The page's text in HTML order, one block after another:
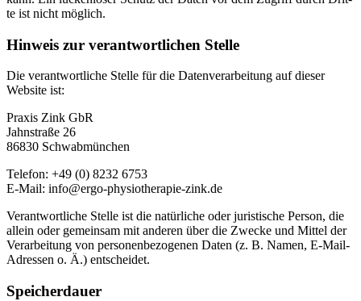
te ist nicht mög­lich.
Hin­weis zur ver­ant­wort­li­chen Stel­le
Die ver­ant­wort­li­che Stel­le für die Da­ten­ver­ar­bei­tung auf die­ser
Web­site ist:
Pra­xis Zink GbR
Jahn­stra­ße 26
86830 Schwab­mün­chen
Te­le­fon: +49 (0) 8232 6753
E‑Mail: info@​ergo-​physiotherapie-​zink.​de
Ver­ant­wort­li­che Stel­le ist die na­tür­li­che oder ju­ris­ti­sche Per­son, die
al­lein oder ge­mein­sam mit an­de­ren über die Zwe­cke und Mit­tel der
Ver­ar­bei­tung von per­so­nen­be­zo­ge­nen Da­ten (z. B. Na­men, E‑­Mail-
Adres­sen o. Ä.) ent­schei­det.
Spei­cher­dau­er